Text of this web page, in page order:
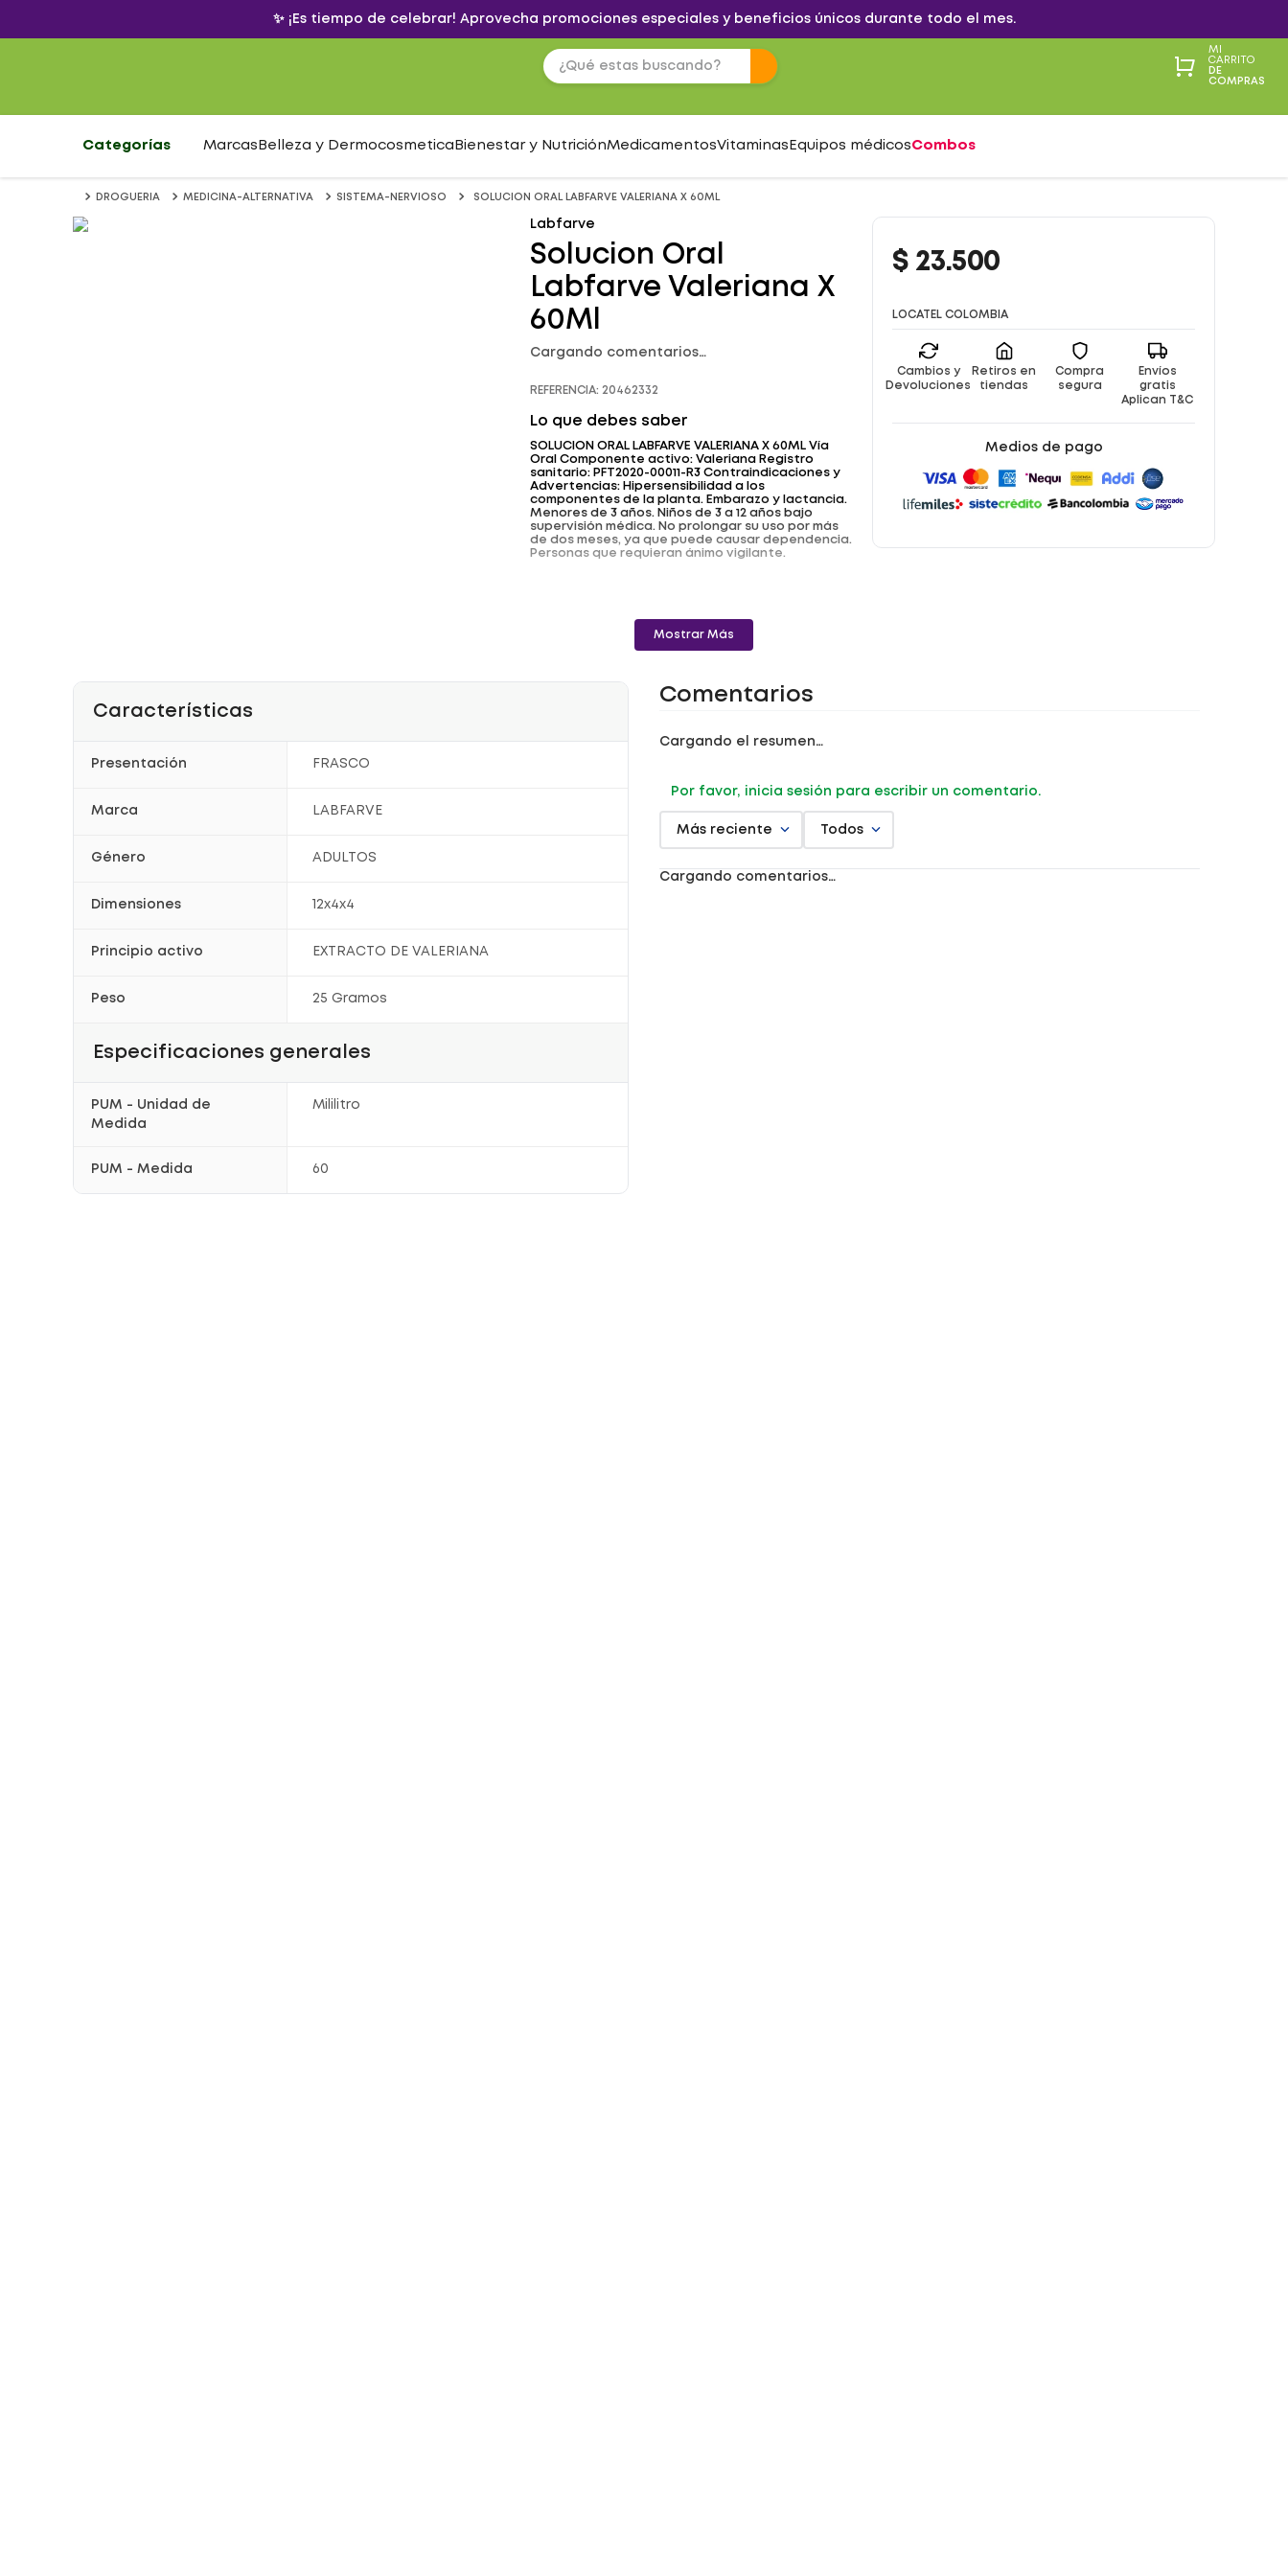
✨ ¡Es tiempo de celebrar! Aprovecha promociones especiales y beneficios únicos durante todo el mes.
MI
CARRITO
DE
COMPRAS
Categorías Marcas Belleza y Dermocosmetica Bienestar y NutriciónMedicamentosVitaminas Equipos médicosCombos
DROGUERIA MEDICINA-ALTERNATIVA SISTEMA-NERVIOSO SOLUCION ORAL LABFARVE VALERIANA X 60ML
Labfarve
Solucion Oral
Labfarve Valeriana X
60Ml
Cargando comentarios…
REFERENCIA: 20462332
Lo que debes saber
SOLUCION ORAL LABFARVE VALERIANA X 60ML Vía
Oral Componente activo: Valeriana Registro
sanitario: PFT2020-00011-R3 Contraindicaciones y
Advertencias: Hipersensibilidad a los
componentes de la planta. Embarazo y lactancia.
Menores de 3 años. Niños de 3 a 12 años bajo
supervisión médica. No prolongar su uso por más
de dos meses, ya que puede causar dependencia.
Personas que requieran ánimo vigilante.
Mostrar Más
$ 23.500
LOCATEL COLOMBIA
Cambios y
Devoluciones
Retiros en
tiendas
Compra
segura
Envíos
gratis
Aplican T&C
Medios de pago
Características
Presentación FRASCO
Marca LABFARVE
Género ADULTOS
Dimensiones 12x4x4
Principio activo EXTRACTO DE VALERIANA
Peso 25 Gramos
Especificaciones generales
PUM - Unidad de
Medida
Mililitro
PUM - Medida 60
Comentarios
Cargando el resumen…
Por favor, inicia sesión para escribir un comentario.
Más reciente Todos
Cargando comentarios…